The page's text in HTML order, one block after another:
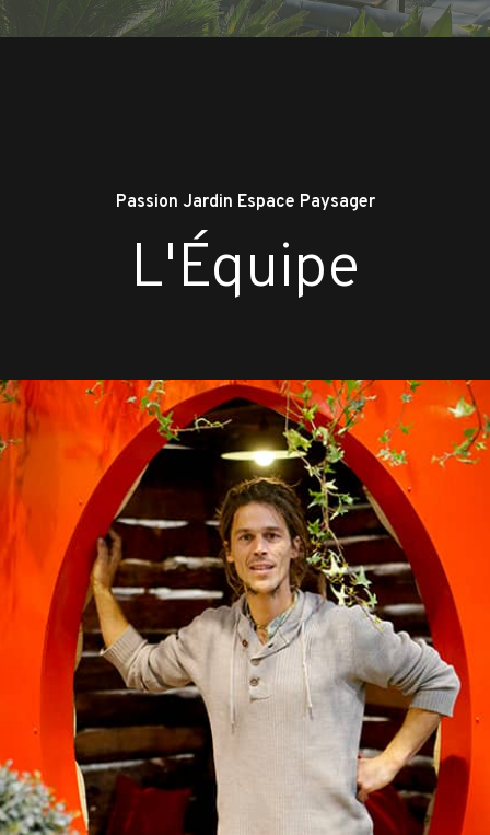
Passion Jardin Espace Paysager
L'Équipe